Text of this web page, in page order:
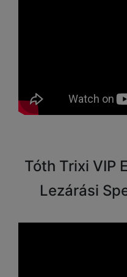
Tóth Trixi VIP
Lezárási